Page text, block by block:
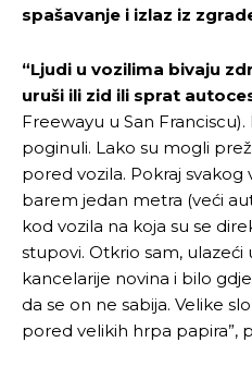
Pusti
Ovim putem želimo da
Pusti
Ovim putem želimo da
spašavanje i izlaz iz
“Ljudi u vozilima bivaju
uruši ili zid ili sprat
Freewayu u San
poginuli. Lako su mogli
pored vozila. Pokraj svakog
barem jedan metra (veći
kod vozila na koja su se
stupovi. Otkrio sam, ulazeći
kancelarije novina i bilo
da se on ne sabija. Velike
pored velikih hrpa papira”,